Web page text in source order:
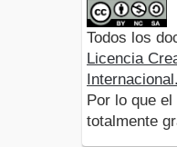
Todos los
Licencia
Internacional.
Por lo que
totalmente